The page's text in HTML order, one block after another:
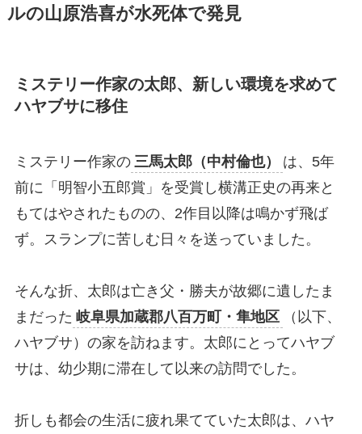
ルの山原浩喜が水死体で発見
ミステリー作家の太郎、新しい環境を求めて
ハヤブサに移住
ミステリー作家の 三馬太郎（中村倫也）
は、5年
前に「明智小五郎賞」を受賞し横溝正史の再来と
もてはやされたものの、2作目以降は鳴かず飛ば
ず。スランプに苦しむ日々を送っていました。
そんな折、太郎は亡き父・勝夫が故郷に遺したま
まだった 岐阜県加蔵郡八百万町・隼地区
（以下、
ハヤブサ）の家を訪ねます。太郎にとってハヤブ
サは、幼少期に滞在して以来の訪問でした。
折しも都会の生活に疲れ果てていた太郎は、ハヤ